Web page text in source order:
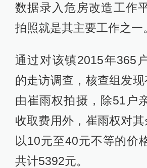
数据录入危房改造工作
拍照就是其主要工作之一
通过对该镇2015年365
的走访调查，核查组发
由崔雨权拍摄，除51户
收取费用外，崔雨权对其
以10元至40元不等的价
共计5392元。